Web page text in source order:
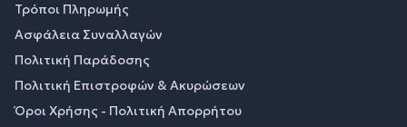
Τρόποι Πληρωμής
Ασφάλεια Συναλλαγών
Πολιτική Παράδοσης
Πολιτική Επιστροφών & Ακυρώσεων
Όροι Χρήσης - Πολιτική Απορρήτου